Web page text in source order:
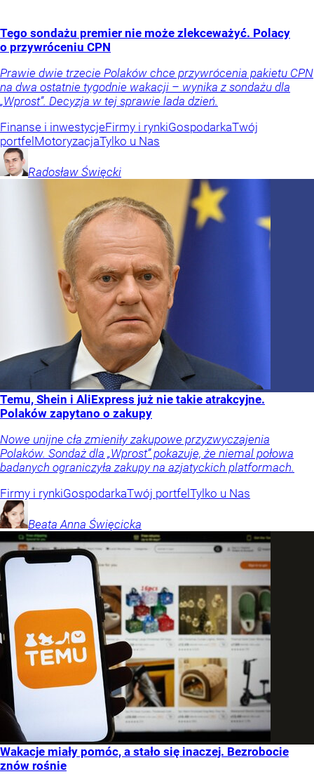
Tego sondażu premier nie może zlekceważyć. Polacy
o przywróceniu CPN
Prawie dwie trzecie Polaków chce przywrócenia pakietu CPN
na dwa ostatnie tygodnie wakacji – wynika z sondażu dla
„Wprost”. Decyzja w tej sprawie lada dzień.
Finanse i inwestycjeFirmy i rynkiGospodarkaTwój
portfel MotoryzacjaTylko u Nas
Radosław Święcki
Temu, Shein i AliExpress już nie takie atrakcyjne.
Polaków zapytano o zakupy
Nowe unijne cła zmieniły zakupowe przyzwyczajenia
Polaków. Sondaż dla „Wprost” pokazuje, że niemal połowa
badanych ograniczyła zakupy na azjatyckich platformach.
Firmy i rynkiGospodarkaTwój portfel Tylko u Nas
Beata Anna Święcicka
Wakacje miały pomóc, a stało się inaczej. Bezrobocie
znów rośnie